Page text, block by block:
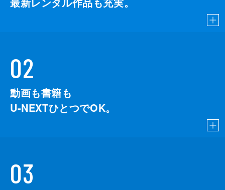
02
動画も書籍も
U-NEXTひとつでOK。
03